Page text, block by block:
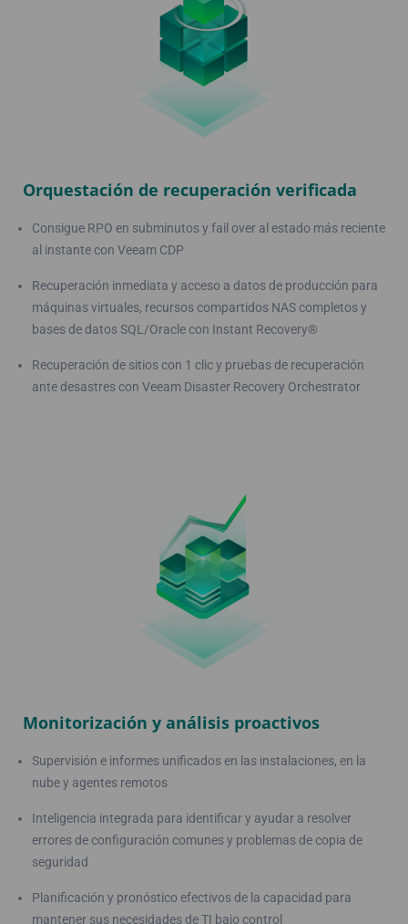
Orquestación de recuperación verificada
Consigue RPO en subminutos y fail over al estado más reciente
al instante con Veeam CDP
Recuperación inmediata y acceso a datos de producción para
máquinas virtuales, recursos compartidos NAS completos y
bases de datos SQL/Oracle con Instant Recovery®
Recuperación de sitios con 1 clic y pruebas de recuperación
ante desastres con Veeam Disaster Recovery Orchestrator
Monitorización y análisis proactivos
Supervisión e informes unificados en las instalaciones, en la
nube y agentes remotos
Inteligencia integrada para identificar y ayudar a resolver
errores de configuración comunes y problemas de copia de
seguridad
Planificación y pronóstico efectivos de la capacidad para
mantener sus necesidades de TI bajo control